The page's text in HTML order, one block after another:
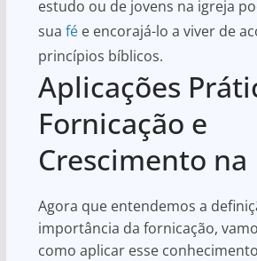
estudo ou de jovens na igreja
sua fée encorajá-lo a viver de
princípios bíblicos.
Aplicações
Fornicação e
Crescimento na
Agora que entendemos a
importância da fornicação,
como aplicar esse